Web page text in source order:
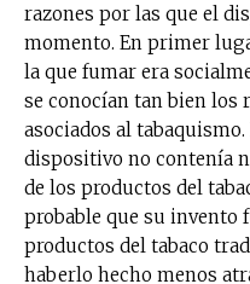
razones por las que el
momento. En primer
la que fumar era
se conocían tan bien los
asociados al
dispositivo no contenía
de los productos del
probable que su invento
productos del tabaco
haberlo hecho menos